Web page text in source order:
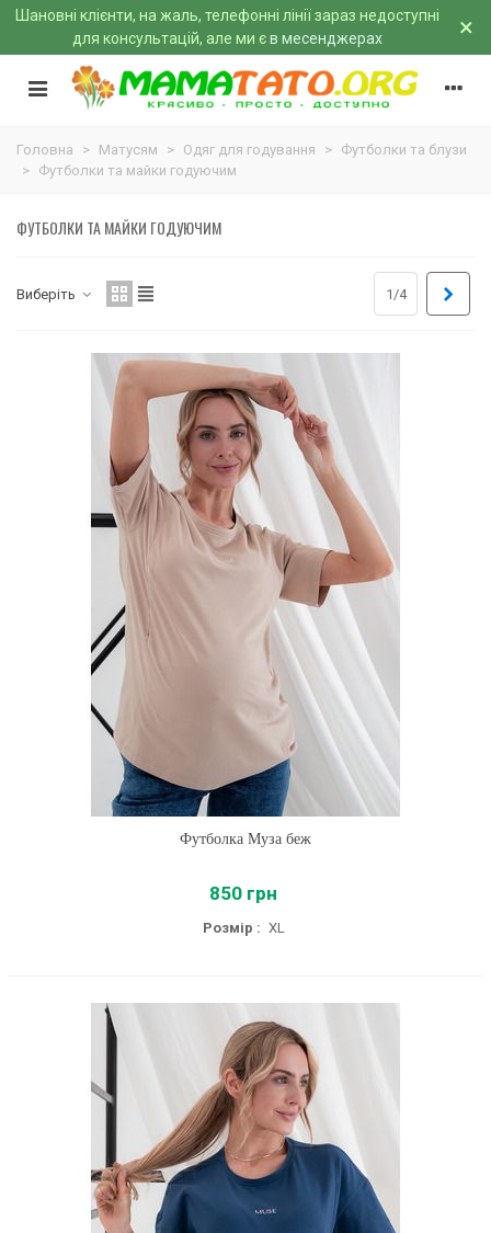
Шановні клієнти, на жаль, телефонні лінії зараз недоступні
для консультацій, але ми єв месенджерах ×
Головна > Матусям > Одяг для годування > Футболки та блузи
> Футболки та майки годуючим
ФУТБОЛКИ ТА МАЙКИ ГОДУЮЧИМ
Виберіть 1/4
Футболка Муза беж
850 грн
Розмір : XL